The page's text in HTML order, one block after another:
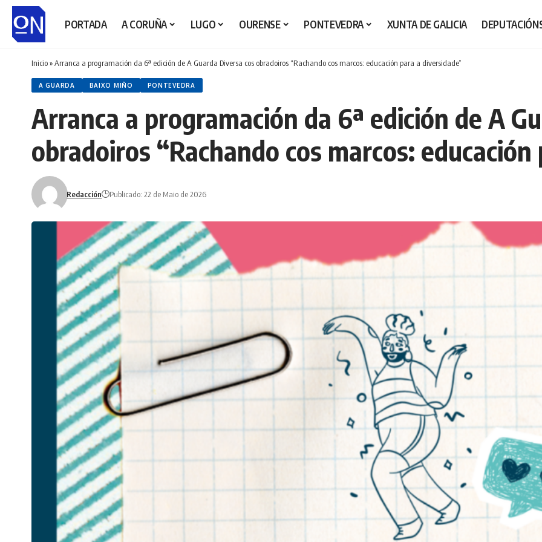
PORTADA A CORUÑA LUGO OURENSE PONTEVEDRA XUNTA DE GALICIA
Inicio»Arranca a programación da 6ª edición de A Guarda Diversa cos obradoiros “Rachando cos marcos: educación para a diversidade”
A GUARDA BAIXO MIÑO PONTEVEDRA
Arranca a programación da 6ª edición de A
obradoiros “Rachando cos marcos:
Redacción Publicado: 22 de Maio de 2026